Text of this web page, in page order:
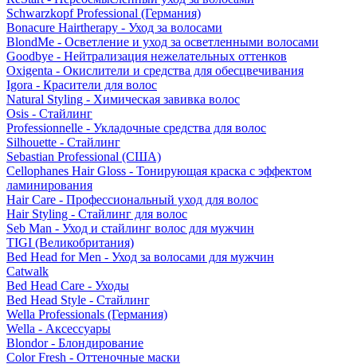
Schwarzkopf Professional (Германия)
Bonacure Hairtherapy - Уход за волосами
BlondMe - Осветление и уход за осветленными волосами
Goodbye - Нейтрализация нежелательных оттенков
Oxigenta - Окислители и средства для обесцвечивания
Igora - Красители для волос
Natural Styling - Химическая завивка волос
Osis - Стайлинг
Professionnelle - Укладочные средства для волос
Silhouette - Стайлинг
Sebastian Professional (США)
Cellophanes Hair Gloss - Тонирующая краска с эффектом
ламинирования
Hair Care - Профессиональный уход для волос
Hair Styling - Стайлинг для волос
Seb Man - Уход и стайлинг волос для мужчин
TIGI (Великобритания)
Bed Head for Men - Уход за волосами для мужчин
Catwalk
Bed Head Care - Уходы
Bed Head Style - Стайлинг
Wella Professionals (Германия)
Wella - Аксессуары
Blondor - Блондирование
Color Fresh - Оттеночные маски